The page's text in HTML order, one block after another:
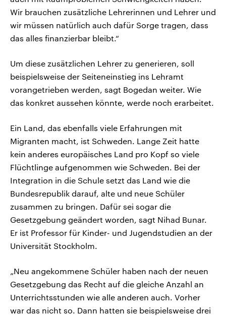
Wir brauchen zusätzliche Lehrerinnen und Lehrer und
wir müssen natürlich auch dafür Sorge tragen, dass
das alles finanzierbar bleibt.“
Um diese zusätzlichen Lehrer zu generieren, soll
beispielsweise der Seiteneinstieg ins Lehramt
vorangetrieben werden, sagt Bogedan weiter. Wie
das konkret aussehen könnte, werde noch erarbeitet.
Ein Land, das ebenfalls viele Erfahrungen mit
Migranten macht, ist Schweden. Lange Zeit hatte
kein anderes europäisches Land pro Kopf so viele
Flüchtlinge aufgenommen wie Schweden. Bei der
Integration in die Schule setzt das Land wie die
Bundesrepublik darauf, alte und neue Schüler
zusammen zu bringen. Dafür sei sogar die
Gesetzgebung geändert worden, sagt Nihad Bunar.
Er ist Professor für Kinder- und Jugendstudien an der
Universität Stockholm.
„Neu angekommene Schüler haben nach der neuen
Gesetzgebung das Recht auf die gleiche Anzahl an
Unterrichtsstunden wie alle anderen auch. Vorher
war das nicht so. Dann hatten sie beispielsweise drei